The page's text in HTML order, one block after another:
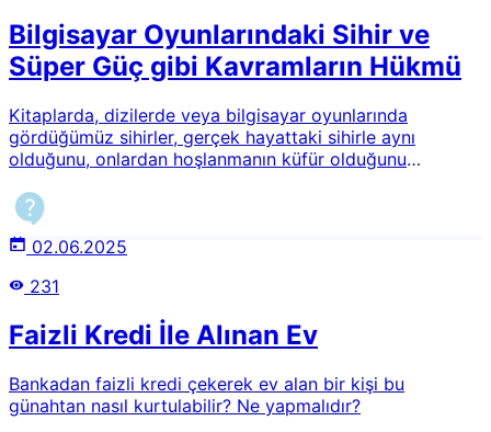
Bilgisayar Oyunlarındaki Sihir ve
Süper Güç gibi Kavramların Hükmü
Kitaplarda, dizilerde veya bilgisayar oyunlarında
gördüğümüz sihirler, gerçek hayattaki sihirle aynı
olduğunu, onlardan hoşlanmanın küfür olduğunu
sihirbazların illüzyon yaparak bastonlarını yılan olarak
göstermelerini delil olarak alıyorlar. Bu doğru mudur?
Özellikle bilgisayar oyunlarında “süper güç” gibi şeyleri
bakışımız nasıl olmalıdır?
02.06.2025
231
Faizli Kredi İle Alınan Ev
Bankadan faizli kredi çekerek ev alan bir kişi bu
günahtan nasıl kurtulabilir? Ne yapmalıdır?